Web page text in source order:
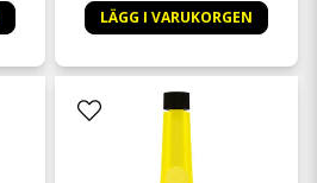
LÄGG I VARUKORGEN